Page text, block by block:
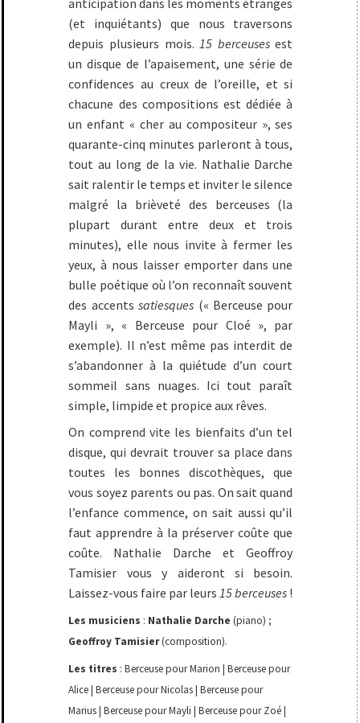
anticipation dans les moments étranges
(et inquiétants) que nous traversons
depuis plusieurs mois.15 berceusesest
un disque de l’apaisement, une série de
confidences au creux de l’oreille, et si
chacune des compositions est dédiée à
un enfant « cher au compositeur », ses
quarante-cinq minutes parleront à tous,
tout au long de la vie. Nathalie Darche
sait ralentir le temps et inviter le silence
malgré la brièveté des berceuses (la
plupart durant entre deux et trois
minutes), elle nous invite à fermer les
yeux, à nous laisser emporter dans une
bulle poétique où l’on reconnaît souvent
des accentssatiesques (« Berceuse pour
Mayli », « Berceuse pour Cloé », par
exemple). Il n’est même pas interdit de
s’abandonner à la quiétude d’un court
sommeil sans nuages. Ici tout paraît
simple, limpide et propice aux rêves.
On comprend vite les bienfaits d’un tel
disque, qui devrait trouver sa place dans
toutes les bonnes discothèques, que
vous soyez parents ou pas. On sait quand
l’enfance commence, on sait aussi qu’il
faut apprendre à la préserver coûte que
coûte. Nathalie Darche et Geoffroy
Tamisier vous y aideront si besoin.
Laissez-vous faire par leurs15 berceuses !
Les musiciens : Nathalie Darche (piano) ;
Geoffroy Tamisier(composition).
Les titres : Berceuse pour Marion | Berceuse pour
Alice | Berceuse pour Nicolas | Berceuse pour
Marius | Berceuse pour Mayli | Berceuse pour Zoé |